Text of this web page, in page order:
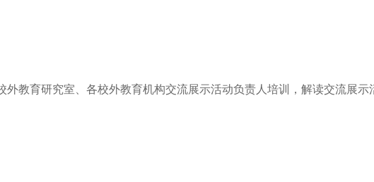
教育研究室、各校外教育机构交流展示活动负责人培训，解读交流展示